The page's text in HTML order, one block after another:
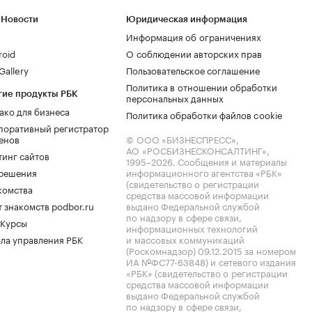
продукты РБК
для бизнеса
регистратор
сайтов
знакомств podbor.ru
управления РБК
Юридическая информация
Информация об ограничениях
О соблюдении авторских прав
Пользовательское соглашение
Политика в отношении обработки
персональных данных
Политика обработки файлов cookie
© ООО «БИЗНЕСПРЕСС»,
АО «РОСБИЗНЕСКОНСАЛТИНГ»,
1995–2026. Сообщения и материалы
информационного агентства «РБК»
(свидетельство о регистрации
средства массовой информации
выдано Федеральной службой
по надзору в сфере связи,
информационных технологий
и массовых коммуникаций
(Роскомнадзор) 09.12.2015 за номером
ИА №ФС77-63848) и сетевого издания
«РБК» (свидетельство о регистрации
средства массовой информации
выдано Федеральной службой
по надзору в сфере связи,